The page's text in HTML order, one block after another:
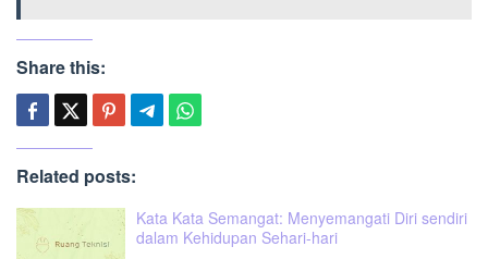
Share this:
Related posts:
Kata Kata Semangat: Menyemangati Diri sendiri
dalam Kehidupan Sehari-hari